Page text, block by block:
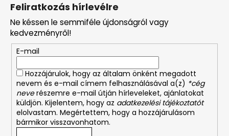
a
i
á
n
y
í
t
á
s
Feliratkozás hírlevélre
Ne késsen le semmiféle újdonságról vagy
kedvezményről!
E-mail
Hozzájárulok, hogy az általam önként megadott
nevem és e-mail címem felhasználásával a(z) *cég
neverészemre e-mail útján hírleveleket, ajánlatokat
küldjön. Kijelentem, hogy az adatkezelési tájékoztatót
elolvastam. Megértettem, hogy a hozzájárulásom
bármikor visszavonhatom.